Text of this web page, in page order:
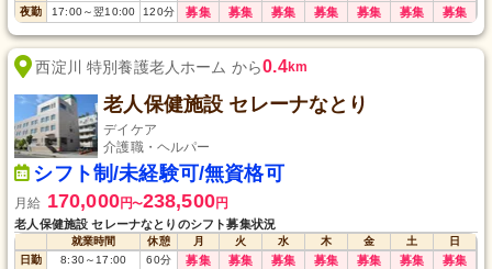
夜勤 17:00～翌10:00 120分 募集 募集 募集 募集 募集 募集 募集
西淀川 特別養護老人ホーム から0.4km
老人保健施設 セレーナなとり
デイケア
介護職・ヘルパー
シフト制/未経験可/無資格可
月給 170,000円〜238,500円
老人保健施設 セレーナなとりのシフト募集状況
就業時間 休憩 月 火 水 木 金 土
日
日勤
8:30～17:00 60分 募集 募集 募集 募集 募集 募集 募集